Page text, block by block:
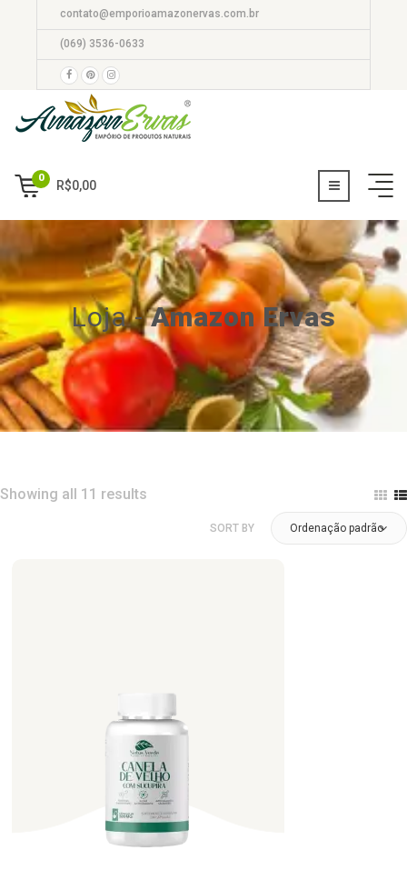
contato@emporioamazonervas.com.br
(069) 3536-0633
0
R$0,00
Loja -Amazon Ervas
Showing all 11 results
SORT BY Ordenação padrão